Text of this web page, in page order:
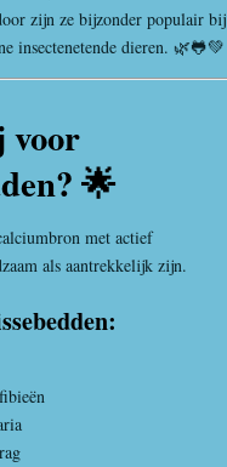
zijn ze bijzonder populair bij
insectenetende dieren. 🌿🐸💚
voor
🌟
met actief
als aantrekkelijk zijn.